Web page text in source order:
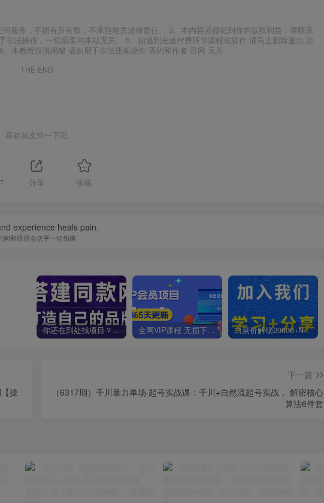
服务，不拥有所有权，不承担相关法律责任。 3、本内容若侵犯到你的版权利益，请联系
法操作，一切后果与本站无关。 5、如遇到充值付费环节课程或软件 请马上删除退出 涉
本教程仅供揭秘 请勿用于非法违规操作 否则和作者 官网 无关
THE END
喜欢就支持一下吧
分享 收藏
experience heals pain.
间和经历会抚平一切伤痛
你还在到处找项目？还在当韭菜？我靠卖项目一个月收入5万+，曾经我也是个失败者。 全网VIP课程 无损下载~ 白菜价解锁20000+N个赚钱机会，加入超哥轻创社会员，全站资源免费学习。
操
下一篇
（6317期）千川暴力单场·起号实战课：千川+自然流起号实战， 解密核心
算法6件套